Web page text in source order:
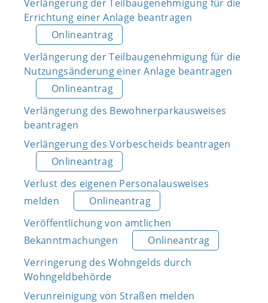
Verlängerung der Teilbaugenehmigung für die
Errichtung einer Anlage beantragen
Onlineantrag
Verlängerung der Teilbaugenehmigung für die
Nutzungsänderung einer Anlage beantragen
Onlineantrag
Verlängerung des Bewohnerparkausweises
beantragen
Verlängerung des Vorbescheids beantragen
Onlineantrag
Verlust des eigenen Personalausweises
melden
Onlineantrag
Veröffentlichung von amtlichen
Bekanntmachungen
Onlineantrag
Verringerung des Wohngelds durch
Wohngeldbehörde
Verunreinigung von Straßen melden